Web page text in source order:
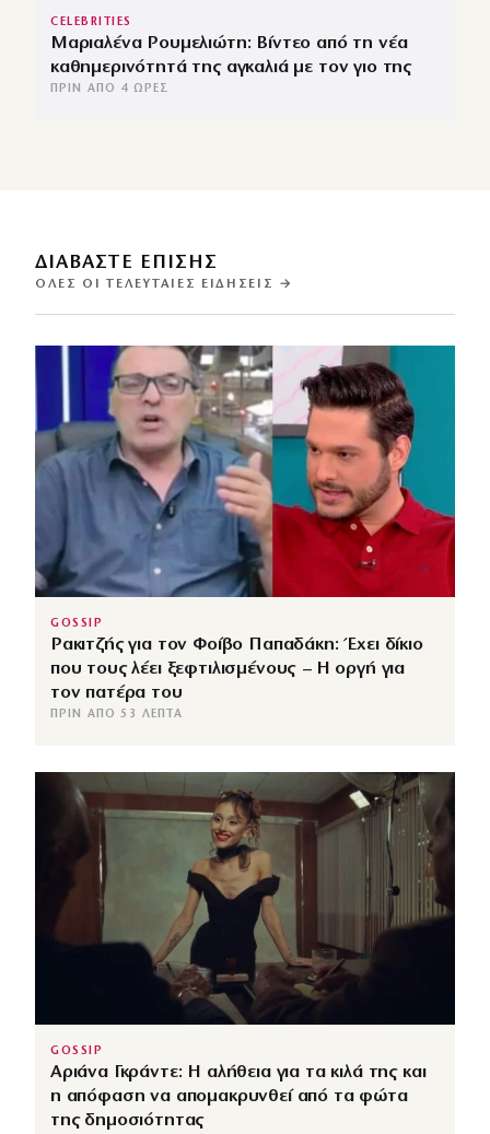
CELEBRITIES
Μαριαλένα Ρουμελιώτη: Βίντεο από τη νέα
καθημερινότητά της αγκαλιά με τον γιο της
ΠΡΙΝ ΑΠΌ 4 ΏΡΕΣ
ΔΙΑΒΑΣΤΕ ΕΠΙΣΗΣ
ΌΛΕΣ ΟΙ ΤΕΛΕΥΤΑΊΕΣ ΕΙΔΉΣΕΙΣ →
GOSSIP
Ρακιτζής για τον Φοίβο Παπαδάκη: Έχει δίκιο
που τους λέει ξεφτιλισμένους – Η οργή για
τον πατέρα του
ΠΡΙΝ ΑΠΌ 53 ΛΕΠΤΆ
GOSSIP
Αριάνα Γκράντε: Η αλήθεια για τα κιλά της και
η απόφαση να απομακρυνθεί από τα φώτα
της δημοσιότητας